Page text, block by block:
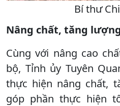
Bí thư
Nâng chất, tăng
Cùng với nâng cao
bộ, Tỉnh ủy Tuyên
thực hiện nâng chất,
góp phần thực hiện